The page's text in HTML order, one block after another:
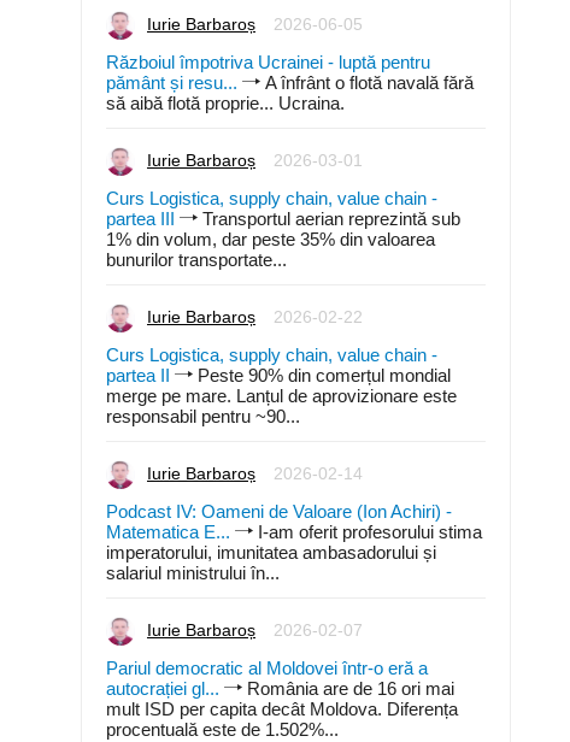
Iurie Barbaroș 2026-06-05
Războiul împotriva Ucrainei - luptă pentru
pământ și resu...
A înfrânt o flotă navală fără
să aibă flotă proprie... Ucraina.
Iurie Barbaroș 2026-03-01
Curs Logistica, supply chain, value chain -
partea III
Transportul aerian reprezintă sub
1% din volum, dar peste 35% din valoarea
bunurilor transportate...
Iurie Barbaroș 2026-02-22
Curs Logistica, supply chain, value chain -
partea II
Peste 90% din comerțul mondial
merge pe mare. Lanțul de aprovizionare este
responsabil pentru ~90...
Iurie Barbaroș 2026-02-14
Podcast IV: Oameni de Valoare (Ion Achiri) -
Matematica E...
I-am oferit profesorului stima
imperatorului, imunitatea ambasadorului și
salariul ministrului în...
Iurie Barbaroș 2026-02-07
Pariul democratic al Moldovei într-o eră a
autocrației gl...
România are de 16 ori mai
mult ISD per capita decât Moldova. Diferența
procentuală este de 1.502%...